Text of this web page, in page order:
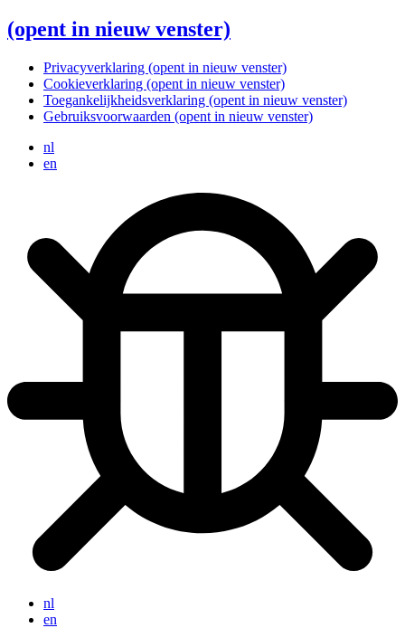
(opent in nieuw venster)
Privacyverklaring (opent in nieuw venster)
Cookieverklaring (opent in nieuw venster)
Toegankelijkheidsverklaring (opent in nieuw venster)
Gebruiksvoorwaarden (opent in nieuw venster)
nl
en
nl
en